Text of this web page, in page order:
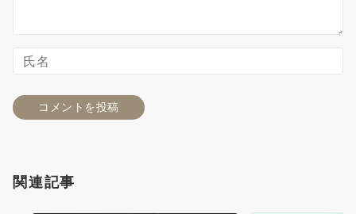
関連記事